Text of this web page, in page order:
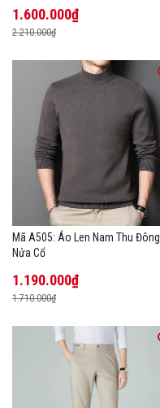
1.600.000₫
2.210.000₫
Mã A505: Áo Len Nam Thu Đông
Nửa Cổ
1.190.000₫
1.710.000₫